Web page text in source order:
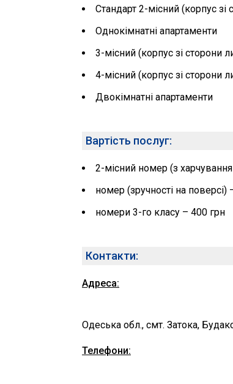
Стандарт 2-місний (корпус зі
Однокімнатні апартаменти
3-місний (корпус зі сторони
4-місний (корпус зі сторони
Двокімнатні апартаменти
Вартість послуг:
2-місний номер (з
номер (зручності на поверсі)
номери 3-го класу – 400 грн
Контакти:
Адреса:
Одеська обл., смт. Затока,
Телефони: